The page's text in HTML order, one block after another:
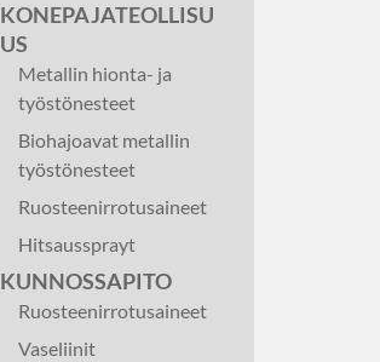
KONEPAJATEOLLISU
US
Metallin hionta- ja
työstönesteet
Biohajoavat metallin
työstönesteet
Ruosteenirrotusaineet
Hitsaussprayt
KUNNOSSAPITO
Ruosteenirrotusaineet
Vaseliinit